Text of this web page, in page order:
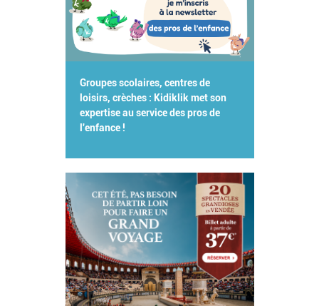
Groupes scolaires, centres de
loisirs, crèches : Kidiklik met son
expertise au service des pros de
l'enfance !